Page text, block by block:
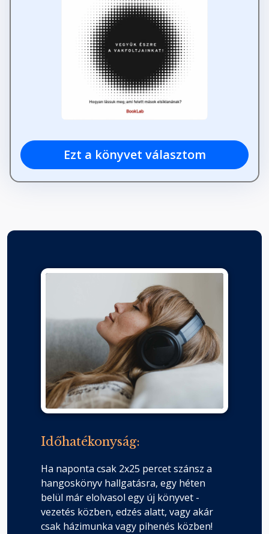
Ezt a könyvet választom
Időhatékonyság:
Ha naponta csak 2x25 percet szánsz a
hangoskönyv hallgatásra, egy héten
belül már elolvasol egy új könyvet -
vezetés közben, edzés alatt, vagy akár
csak házimunka vagy pihenés közben!